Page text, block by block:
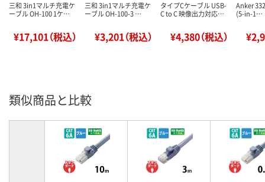
三和 3in1マルチ充電ケ
ーブル OH-100 1ケ…
¥17,101（税込）
三和 3in1マルチ充電ケ
ーブル OH-100-3 …
¥3,201（税込）
タイプCケーブル USB-
C to C 映像出力対応…
¥4,380（税込）
Anker
(5-in-1…
類似商品と比較